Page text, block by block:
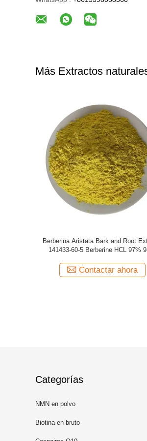
Más Extractos
Polvo 501 de Nootropic del
extracto de la raíz de Cuspidatum
Contactar ahora
Categorías
NMN en polvo
Biotina en bruto